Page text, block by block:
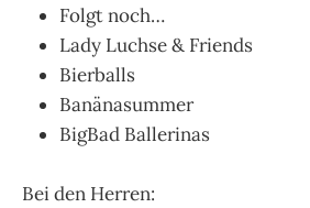
Folgt noch…
Lady Luchse & Friends
Bierballs
Banänasummer
BigBad Ballerinas
Bei den Herren: